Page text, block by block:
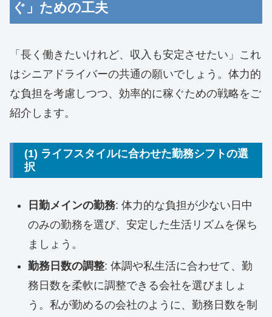
ぐ」ための工夫
「長く働きたいけれど、収入も安定させたい」これ
はシニアドライバーの共通の願いでしょう。体力的
な負担を考慮しつつ、効率的に稼ぐための戦略をご
紹介します。
(1) ライフスタイルに合わせた勤務シフトの選
択
日勤メインの勤務: 体力的な負担が少ない日中
のみの勤務を選び、安定した生活リズムを保ち
ましょう。
勤務日数の調整: 体調や私生活に合わせて、勤
務日数を柔軟に調整できる会社を選びましょ
う。私が勤めるの会社のように、勤務日数を制